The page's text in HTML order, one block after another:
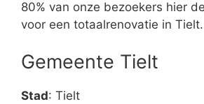
80% van onze bezoekers hier
voor een totaalrenovatie in Tielt.
Gemeente Tielt
Stad: Tielt